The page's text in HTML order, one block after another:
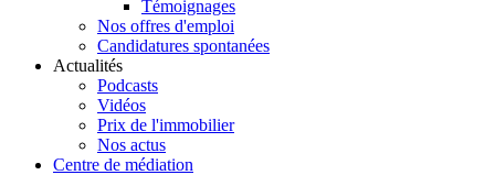
Témoignages
Nos offres d'emploi
Candidatures spontanées
Actualités
Podcasts
Vidéos
Prix de l'immobilier
Nos actus
Centre de médiation